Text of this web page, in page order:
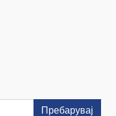
Пребарувај